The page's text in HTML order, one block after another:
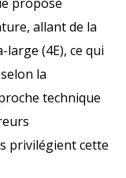
allant de la
(4E), ce qui
la
technique
privilégient cette